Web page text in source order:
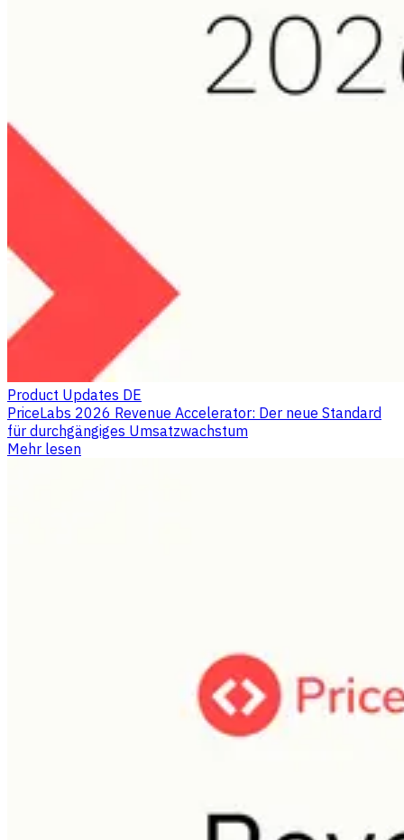
Product Updates DE
PriceLabs 2026 Revenue Accelerator: Der neue Standard
für durchgängiges Umsatzwachstum
Mehr lesen